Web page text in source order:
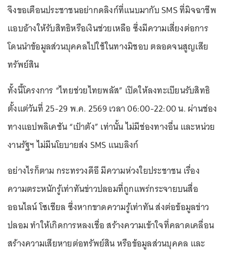
จึงขอเตือนประชาชนอย่ากดลิงก์ที่แนบมากับ SMS ที่มิจฉาชีพ
แอบอ้างให้รับสิทธิหรือเงินช่วยเหลือ ซึ่งมีความเสี่ยงต่อการ
โดนนำข้อมูลส่วนบุคคลไปใช้ในทางมิชอบ ตลอดจนสูญเสีย
ทรัพย์สิน
ทั้งนี้โครงการ “ไทยช่วยไทยพลัส” เปิดให้ลงทะเบียนรับสิทธิ
ตั้งแต่วันที่ 25-29 พ.ค. 2569 เวลา 06:00-22:00 น. ผ่านช่อง
ทางแอปพลิเคชัน “เป๋าตัง” เท่านั้น ไม่มีช่องทางอื่น และหน่วย
งานรัฐฯ ไม่มีนโยบายส่ง SMS แนบลิงก์
อย่างไรก็ตาม กระทรวงดีอี มีความห่วงใยประชาชน เรื่อง
ความตระหนักรู้เท่าทันข่าวปลอมที่ถูกแพร่กระจายบนสื่อ
ออนไลน์ โซเชียล ซึ่งหากขาดความรู้เท่าทัน ส่งต่อข้อมูลข่าว
ปลอม ทำให้เกิดการหลงเชื่อ สร้างความเข้าใจที่คลาดเคลื่อน
สร้างความเสียหายต่อทรัพย์สิน หรือข้อมูลส่วนบุคคล และ